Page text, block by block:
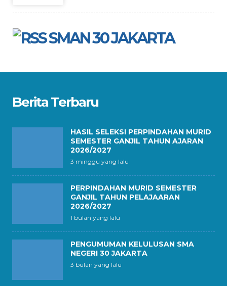
SMAN 30 JAKARTA
Berita Terbaru
HASIL SELEKSI PERPINDAHAN MURID
SEMESTER GANJIL TAHUN AJARAN
2026/2027
3 minggu yang lalu
PERPINDAHAN MURID SEMESTER
GANJIL TAHUN PELAJAARAN
2026/2027
1 bulan yang lalu
PENGUMUMAN KELULUSAN SMA
NEGERI 30 JAKARTA
3 bulan yang lalu